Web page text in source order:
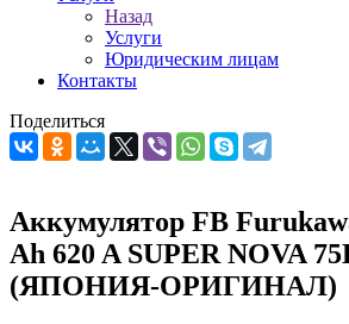
Назад
Услуги
Юридическим лицам
Контакты
Поделиться
Аккумулятор FB
Ah 620 A SUPER NOVA
(ЯПОНИЯ-ОРИГИНАЛ)